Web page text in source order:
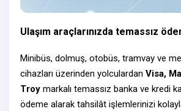
Ulaşım araçlarınızda temassız
Minibüs, dolmuş, otobüs, tramvay ve
cihazları üzerinden yolculardan Visa,
Troy markalı temassız banka ve kredi
ödeme alarak tahsilât işlemlerinizi